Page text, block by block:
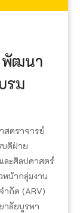
พัฒนา
รม
ตราจารย์
บดีฝ่าย
ละศิลปศาสตร์
น้ากลุ่มงาน
ำกัด (ARV)
าลัยบูรพา